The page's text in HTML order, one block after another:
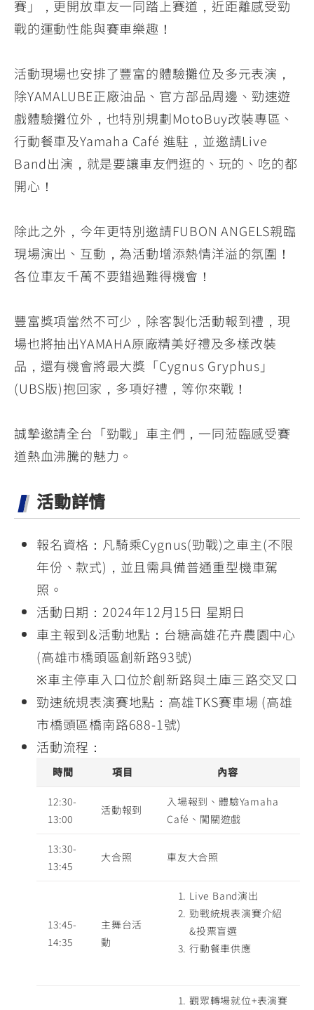
賽」，更開放車友一同踏上賽道，近距離感受勁
戰的運動性能與賽車樂趣！
活動現場也安排了豐富的體驗攤位及多元表演，
除YAMALUBE正廠油品、官方部品周邊、勁速遊
戲體驗攤位外，也特別規劃MotoBuy改裝專區、
行動餐車及Yamaha Café 進駐，並邀請Live
Band出演，就是要讓車友們逛的、玩的、吃的都
開心！
除此之外，今年更特別邀請FUBON ANGELS親臨
現場演出、互動，為活動增添熱情洋溢的氛圍！
各位車友千萬不要錯過難得機會！
豐富獎項當然不可少，除客製化活動報到禮，現
場也將抽出YAMAHA原廠精美好禮及多樣改裝
品，還有機會將最大獎「Cygnus Gryphus」
(UBS版)抱回家，多項好禮，等你來戰！
誠摯邀請全台「勁戰」車主們，一同蒞臨感受賽
道熱血沸騰的魅力。
活動詳情
報名資格：凡騎乘Cygnus(勁戰)之車主(不限
年份、款式)，並且需具備普通重型機車駕
照。
活動日期：2024年12月15日 星期日
車主報到&活動地點：台糖高雄花卉農園中心
(高雄市橋頭區創新路93號)
※車主停車入口位於創新路與土庫三路交叉口
勁速統規表演賽地點：高雄TKS賽車場 (高雄
市橋頭區橋南路688-1號)
活動流程：
時間 項目 內容
12:30-
13:00
活動報到
入場報到、體驗Yamaha
Café、闖關遊戲
13:30-
13:45
大合照 車友大合照
13:45-
14:35
主舞台活
動
Live Band演出
勁戰統規表演賽介紹
&投票盲選
行動餐車供應
觀眾轉場就位+表演賽